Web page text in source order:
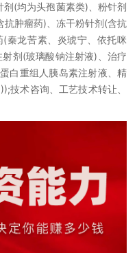
(均为头孢菌素类)、粉针剂
抗肿瘤药)、冻干粉针剂(含抗
秦龙苦素、炎琥宁、依托咪
剂(玻璃酸钠注射液)、治疗
白重组人胰岛素注射液、精
技术咨询、工艺技术转让、